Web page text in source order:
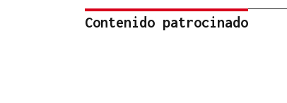
Contenido patrocinado